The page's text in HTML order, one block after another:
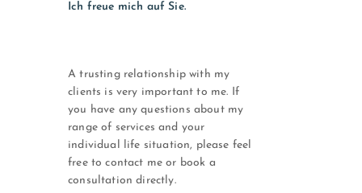
Ich freue mich auf Sie.
A trusting relationship with my
clients is very important to me. If
you have any questions about my
range of services and your
individual life situation, please feel
free to contact me or book a
consultation directly.